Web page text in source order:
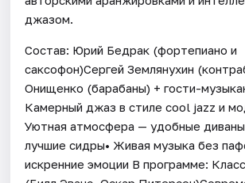
джазом.
Состав: Юрий Бедрак (фортепиано и
саксофон)Сергей Землянухин
Онищенко (барабаны) + гости-
Камерный джаз в стиле cool jazz и
Уютная атмосфера — удобные
лучшие сидры• Живая музыка без
искренние эмоции В программе: